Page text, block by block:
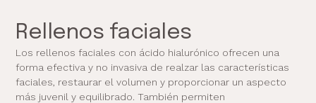
Rellenos faciales
Los rellenos faciales con ácido hialurónico ofrecen una
forma efectiva y no invasiva de realzar las características
faciales, restaurar el volumen y proporcionar un aspecto
más juvenil y equilibrado. También permiten